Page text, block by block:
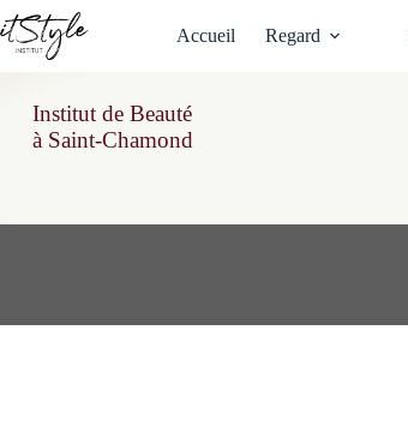
au
contenu
Accueil Regard
Institut de Beauté
à Saint-Chamond